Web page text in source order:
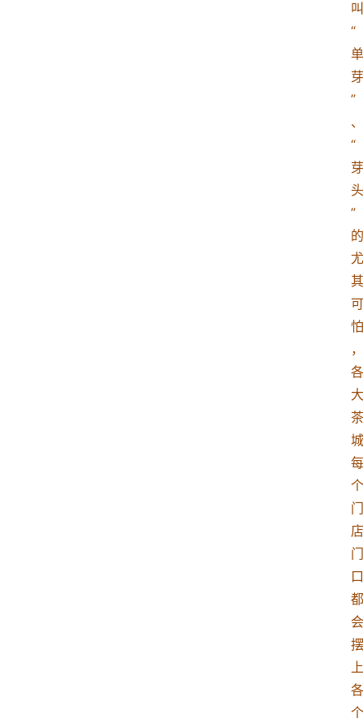
叫
“
单
芽
”
、
“
芽
头
”
的
尤
其
可
怕
，
各
大
茶
城
每
个
门
店
门
口
都
会
摆
上
各
个